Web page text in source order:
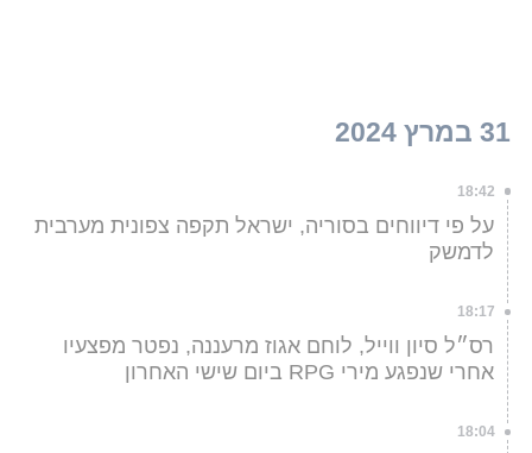
31 במרץ 2024
18:42
על פי דיווחים בסוריה, ישראל תקפה צפונית מערבית
לדמשק
18:17
רס״ל סיון ווייל, לוחם אגוז מרעננה, נפטר מפצעיו
אחרי שנפגע מירי RPG ביום שישי האחרון
18:04